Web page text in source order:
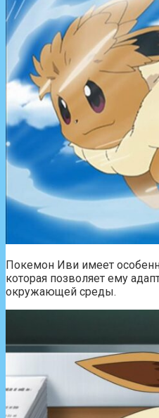
Покемон Иви имеет
которая позволяет ему
окружающей среды.